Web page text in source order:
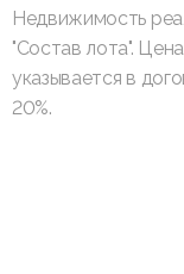
Недвижимость
"Состав лота".
указывается в
20%.